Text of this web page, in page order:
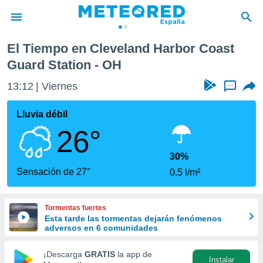
de
para
la
calidad.
a este
las
forma
digital
El Tiempo en Cleveland Harbor Coast
Guard Station - OH
13:12 Viernes ...
Lluvia débil
26°
Sensación de 27°
30%
0.5 l/m²
Tormentas fuertes
Esta tarde las tormentas dejarán fenómenos
adversos en 6 comunidades
¡Descarga GRATIS la app de
Instalar